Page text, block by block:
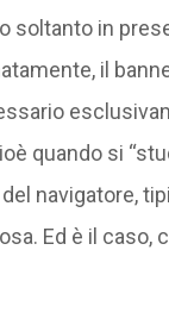
soltanto in
il
quando si
navigatore,
Ed è il caso,